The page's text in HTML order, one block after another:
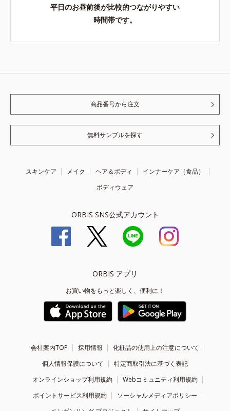
平日のお昼前後が比較的つながりやすい
時間帯です。
商品番号から注文
無料サンプルを探す
スキンケア メイク ヘア＆ボディ
インナーケア（食品）
ボディウェア
ORBIS SNS公式アカウント
ORBIS アプリ
お買い物をもっと楽しく、便利に！
会社案内TOP 採用情報
化粧品の使用上の注意について
個人情報保護について
特定商取引法に基づく表記
オンラインショップ利用規約
Webコミュニティ利用規約
ポイントサービス利用規約
ソーシャルメディアポリシー